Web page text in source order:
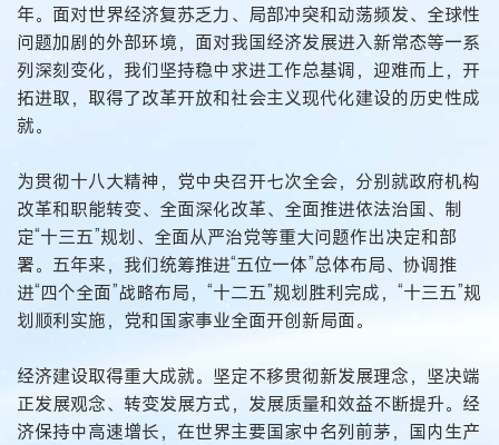
年。面对世界经济复苏乏力、局部冲突和动荡频发、全球性
问题加剧的外部环境，面对我国经济发展进入新常态等一系
列深刻变化，我们坚持稳中求进工作总基调，迎难而上，开
拓进取，取得了改革开放和社会主义现代化建设的历史性成
就。
为贯彻十八大精神，党中央召开七次全会，分别就政府机构
改革和职能转变、全面深化改革、全面推进依法治国、制
定“十三五”规划、全面从严治党等重大问题作出决定和部
署。五年来，我们统筹推进“五位一体”总体布局、协调推
进“四个全面”战略布局，“十二五”规划胜利完成，“十三五”规
划顺利实施，党和国家事业全面开创新局面。
经济建设取得重大成就。坚定不移贯彻新发展理念，坚决端
正发展观念、转变发展方式，发展质量和效益不断提升。经
济保持中高速增长，在世界主要国家中名列前茅，国内生产